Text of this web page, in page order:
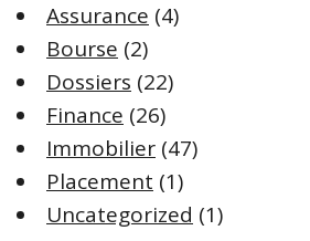
Assurance (4)
Bourse (2)
Dossiers (22)
Finance (26)
Immobilier (47)
Placement (1)
Uncategorized (1)